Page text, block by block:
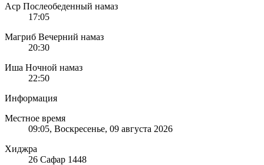
Аср Послеобеденный намаз
17:05
Магриб Вечерний намаз
20:30
Иша Ночной намаз
22:50
Информация
Местное время
09:05, Воскресенье, 09 августа 2026
Хиджра
26 Сафар 1448